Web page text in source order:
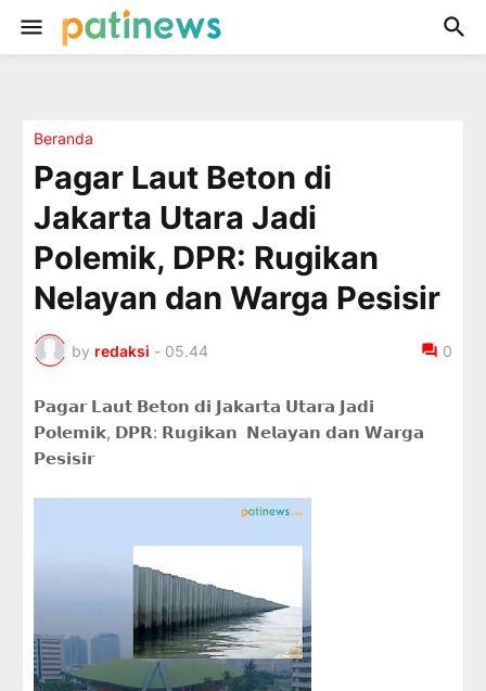
Beranda
Pagar Laut Beton di
Jakarta Utara Jadi
Polemik, DPR: Rugikan
Nelayan dan Warga Pesisir
by redaksi - 05.44 0
𝗣𝗮𝗴𝗮𝗿 𝗟𝗮𝘂𝘁 𝗕𝗲𝘁𝗼𝗻 𝗱𝗶 𝗝𝗮𝗸𝗮𝗿𝘁𝗮 𝗨𝘁𝗮𝗿𝗮 𝗝𝗮𝗱𝗶
𝗣𝗼𝗹𝗲𝗺𝗶𝗸, 𝗗𝗣𝗥: 𝗥𝘂𝗴𝗶𝗸𝗮𝗻 𝗡𝗲𝗹𝗮𝘆𝗮𝗻 𝗱𝗮𝗻 𝗪𝗮𝗿𝗴𝗮
𝗣𝗲𝘀𝗶𝘀𝗶𝗿